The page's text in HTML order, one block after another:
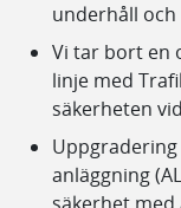
underhåll
Vi tar bort en
linje med
säkerheten
anläggning